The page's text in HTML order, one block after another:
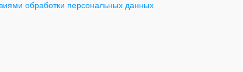
обработки персональных данных